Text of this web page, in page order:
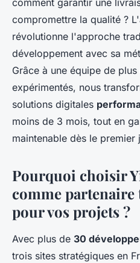
comment garantir une
compromettre la qualité ?
révolutionne l'approche
développement avec sa
Grâce à une équipe de
expérimentés, nous
solutions digitales
moins de 3 mois, tout en
maintenable dès le premier
Pourquoi choisir
comme
pour vos projets ?
Avec plus de 30
trois sites stratégiques en